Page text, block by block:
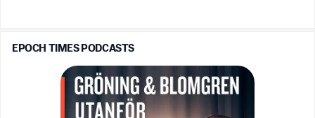
EPOCH TIMES PODCASTS